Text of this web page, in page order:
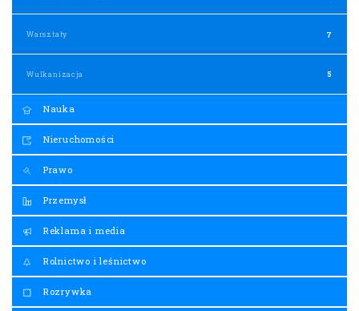
Warsztaty 7
Wulkanizacja 5
Nauka
Nieruchomości
Prawo
Przemysł
Reklama i media
Rolnictwo i leśnictwo
Rozrywka